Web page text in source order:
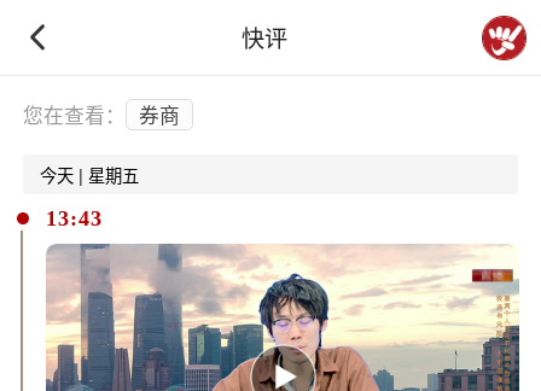
快评
下拉刷新
您在查看： 券商
今天 | 星期五
13:43